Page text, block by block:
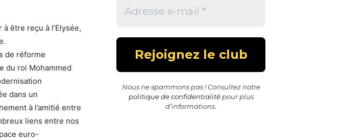
être reçu à l’Elysée,
de réforme
du roi Mohammed
dans un
à l’amitié entre
liens entre nos
euro-
Nous ne spammons pas ! Consultez notre
politique de confidentialitépour plus
d’informations.